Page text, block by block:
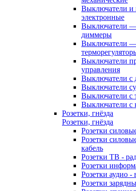
Выключатели и
электронные
Выключатели —
диммеры
Выключатели —
Выключатели
управления
Выключатели с
Выключатели
Выключатели с
Выключатели с
Розетки, гнёзда
Розетки, гнёзда
Розетки
Розетки
кабель
Розетки ТВ -
Розетки
Розетки аудио -
Розетки